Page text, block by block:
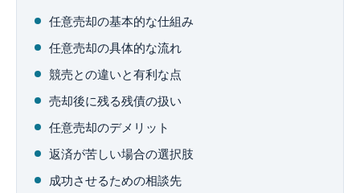
任意売却の基本的な仕組み
任意売却の具体的な流れ
競売との違いと有利な点
売却後に残る残債の扱い
任意売却のデメリット
返済が苦しい場合の選択肢
成功させるための相談先